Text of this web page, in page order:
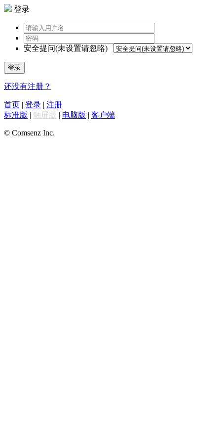
登录
安全提问(未设置请忽略)
登录
还没有注册？
首页 | 登录 | 注册
标准版 | 触屏版 | 电脑版 | 客户端
© Comsenz Inc.